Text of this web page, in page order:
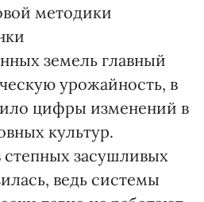
методики
земель главный
урожайность, в
цифры изменений в
культур.
степных засушливых
ведь системы